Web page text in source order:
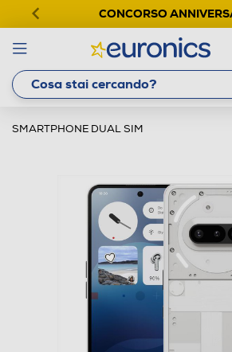
CONCORSO
SMARTPHONE DUAL SIM